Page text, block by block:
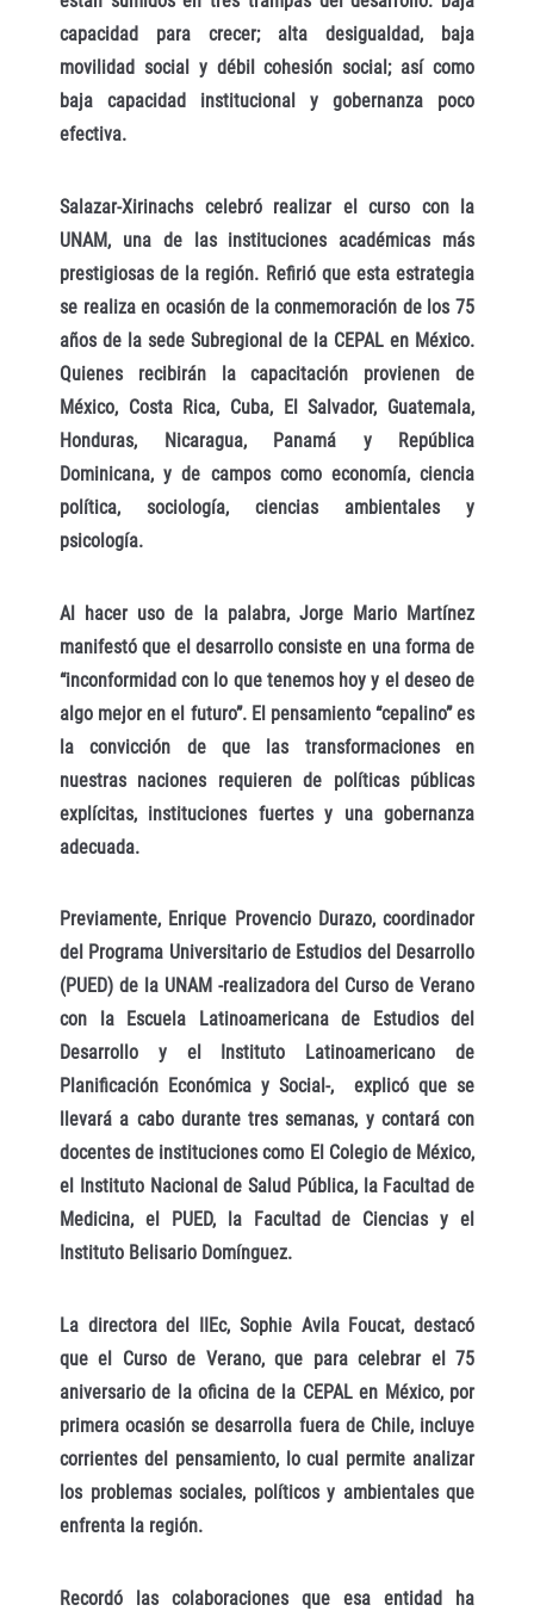
capacidad para crecer; alta desigualdad, baja
movilidad social y débil cohesión social; así como
baja capacidad institucional y gobernanza poco
efectiva.
Salazar-Xirinachs celebró realizar el curso con la
UNAM, una de las instituciones académicas más
prestigiosas de la región. Refirió que esta estrategia
se realiza en ocasión de la conmemoración de los 75
años de la sede Subregional de la CEPAL en México.
Quienes recibirán la capacitación provienen de
México, Costa Rica, Cuba, El Salvador, Guatemala,
Honduras, Nicaragua, Panamá y República
Dominicana, y de campos como economía, ciencia
política, sociología, ciencias ambientales y
psicología.
Al hacer uso de la palabra, Jorge Mario Martínez
manifestó que el desarrollo consiste en una forma de
“inconformidad con lo que tenemos hoy y el deseo de
algo mejor en el futuro”. El pensamiento “cepalino” es
la convicción de que las transformaciones en
nuestras naciones requieren de políticas públicas
explícitas, instituciones fuertes y una gobernanza
adecuada.
Previamente, Enrique Provencio Durazo, coordinador
del Programa Universitario de Estudios del Desarrollo
(PUED) de la UNAM -realizadora del Curso de Verano
con la Escuela Latinoamericana de Estudios del
Desarrollo y el Instituto Latinoamericano de
Planificación Económica y Social-, explicó que se
llevará a cabo durante tres semanas, y contará con
docentes de instituciones como El Colegio de México,
el Instituto Nacional de Salud Pública, la Facultad de
Medicina, el PUED, la Facultad de Ciencias y el
Instituto Belisario Domínguez.
La directora del IIEc, Sophie Avila Foucat, destacó
que el Curso de Verano, que para celebrar el 75
aniversario de la oficina de la CEPAL en México, por
primera ocasión se desarrolla fuera de Chile, incluye
corrientes del pensamiento, lo cual permite analizar
los problemas sociales, políticos y ambientales que
enfrenta la región.
Recordó las colaboraciones que esa entidad ha